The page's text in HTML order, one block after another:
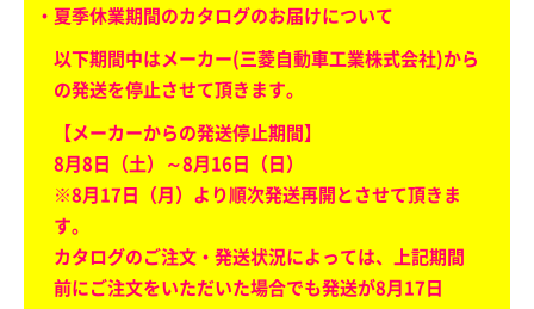
・夏季休業期間のカタログのお届けについて
以下期間中はメーカー(三菱自動車工業株式会社)から
の発送を停止させて頂きます。
【メーカーからの発送停止期間】
8月8日（土）～8月16日（日）
※8月17日（月）より順次発送再開とさせて頂きま
す。
カタログのご注文・発送状況によっては、上記期間
前にご注文をいただいた場合でも発送が8月17日